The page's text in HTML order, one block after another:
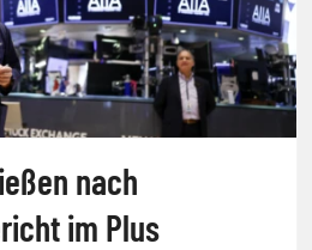
nach
im Plus